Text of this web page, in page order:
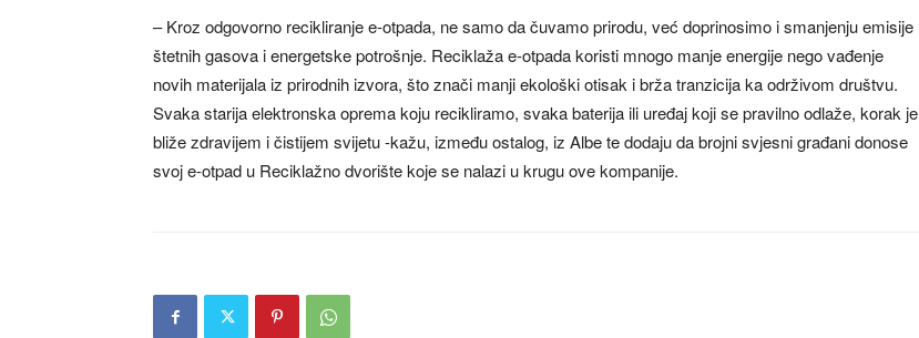
– Kroz odgovorno recikliranje e-otpada, ne samo da čuvamo prirodu, već doprinosimo i smanjenju emisije
štetnih gasova i energetske potrošnje. Reciklaža e-otpada koristi mnogo manje energije nego vađenje
novih materijala iz prirodnih izvora, što znači manji ekološki otisak i brža tranzicija ka održivom društvu.
Svaka starija elektronska oprema koju recikliramo, svaka baterija ili uređaj koji se pravilno odlaže, korak je
bliže zdravijem i čistijem svijetu -kažu, između ostalog, iz Albe te dodaju da brojni svjesni građani donose
svoj e-otpad u Reciklažno dvorište koje se nalazi u krugu ove kompanije.